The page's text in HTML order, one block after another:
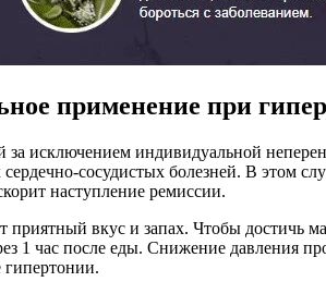
применение при
за исключением индивидуальной
сосудистых болезней. В этом
наступление ремиссии.
приятный вкус и запах. Чтобы
1 час после еды. Снижение давления